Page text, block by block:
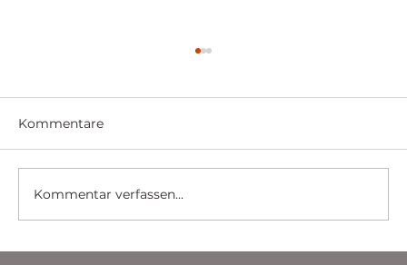
Kommentare
Kommentar verfassen...